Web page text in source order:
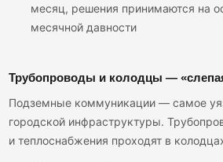
месяц, решения принимаются на
месячной давности
Трубопроводы и колодцы —
Подземные коммуникации — самое
городской инфраструктуры.
и теплоснабжения проходят в